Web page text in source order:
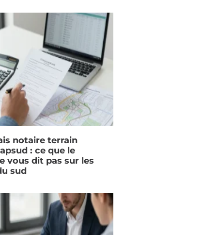
notaire terrain
: ce que le
vous dit pas sur les
sud